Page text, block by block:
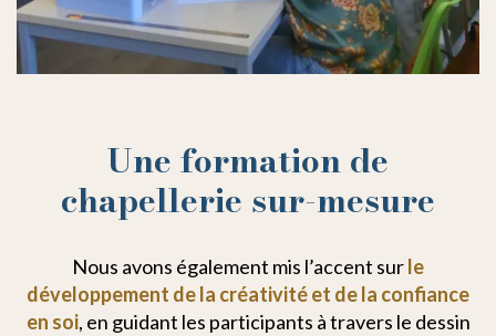
Une formation de
chapellerie sur-mesure
Nous avons également mis l’accent surle
développement de la créativité et de la confiance
en soi, en guidant les participants à travers le dessin